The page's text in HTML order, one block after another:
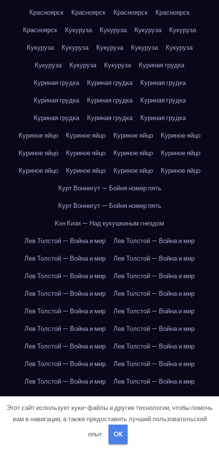
Красноярск
Красноярск Красноярск
Красноярск
Красноярск
Кукуруза Кукуруза Кукуруза
Кукуруза
Кукуруза
Кукуруза Кукуруза Кукуруза
Кукуруза
Кукуруза
Кукуруза Кукуруза
Куриная грудка
Куриная грудка
Куриная грудка
Куриная грудка
Куриная грудка
Куриная грудка
Куриная грудка
Куриная грудка
Куриная грудка
Куриная грудка
Куриное яйцо
Куриное яйцо Куриное яйцо
Куриное яйцо
Куриное яйцо
Куриное яйцо Куриное яйцо
Куриное яйцо
Куриное яйцо
Куриное яйцо Куриное яйцо
Куриное яйцо
Курт Воннегут — Бойня номер пять
Курт Воннегут — Бойня номер пять
Кэн Кизи — Над кукушкиным гнездом
Лев Толстой — Война и мир
Лев Толстой — Война и мир
Лев Толстой — Война и мир
Лев Толстой — Война и мир
Лев Толстой — Война и мир
Лев Толстой — Война и мир
Лев Толстой — Война и мир
Лев Толстой — Война и мир
Лев Толстой — Война и мир
Лев Толстой — Война и мир
Лев Толстой — Война и мир
Лев Толстой — Война и мир
Лев Толстой — Война и мир
Лев Толстой — Война и мир
Лев Толстой — Война и мир
Лев Толстой — Война и мир
Лев Толстой — Война и мир
Лев Толстой — Война и мир
Лондон
Лондон Лондон Лондон Лондон
Лондон
Лондон
Лондон Лондон Лондон Лондон
Лондон
Лондон Лондон
Этот сайт использует куки-файлы и другие технологии, чтобы помочь
вам в навигации, а также предоставить лучший пользовательский
опыт.
OK